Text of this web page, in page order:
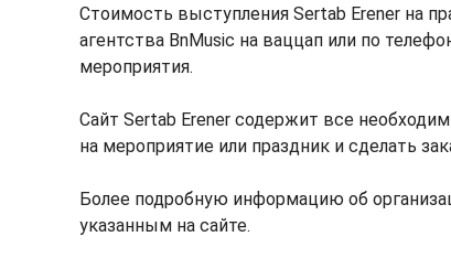
Стоимость выступления Sertab Erener на
агентства BnMusic на ваццап или по
мероприятия.
Сайт Sertab Erener содержит все
на мероприятие или праздник и сделать
Более подробную информацию об
указанным на сайте.